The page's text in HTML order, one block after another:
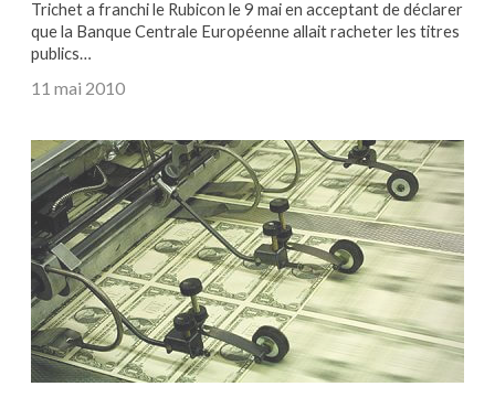
Trichet a franchi le Rubicon le 9 mai en acceptant de déclarer
que la Banque Centrale Européenne allait racheter les titres
publics…
11 mai 2010